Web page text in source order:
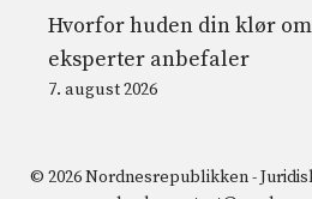
Hvorfor huden din klør
eksperter anbefaler
7. august 2026
© 2026 Nordnesrepublikken -